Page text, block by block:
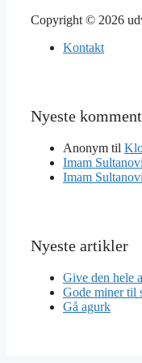
Copyright © 2026
Kontakt
Nyeste
Anonym til
Imam
Imam
Nyeste artikler
Give den hele
Gode miner til
Gå agurk